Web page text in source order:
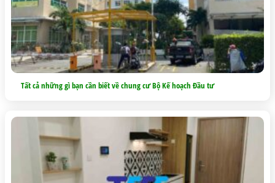
Tất cả những gì bạn cần biết về chung cư Bộ Kế hoạch Đầu tư